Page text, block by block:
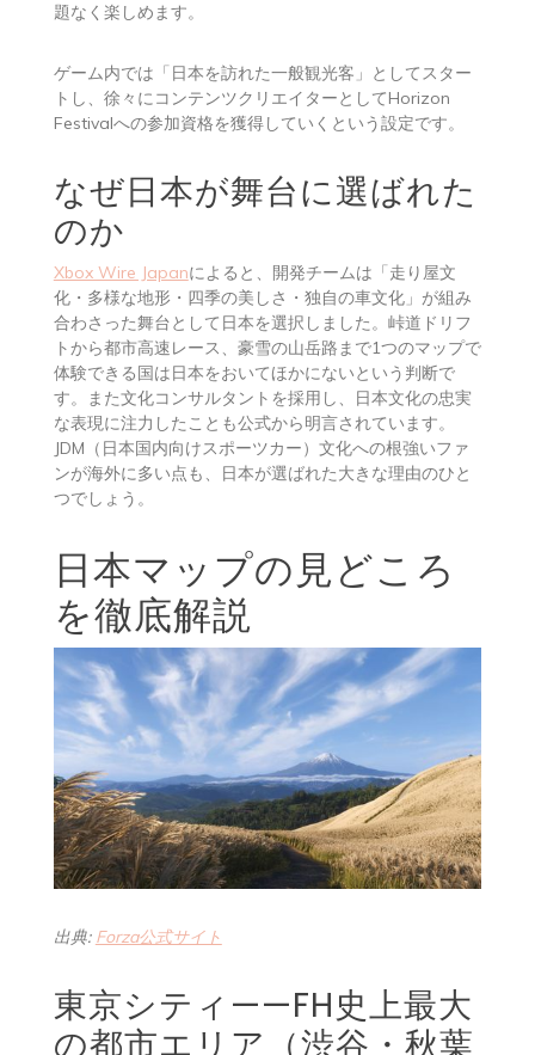
題なく楽しめます。
ゲーム内では「日本を訪れた一般観光客」としてスター
トし、徐々にコンテンツクリエイターとしてHorizon
Festivalへの参加資格を獲得していくという設定です。
なぜ日本が舞台に選ばれた
のか
Xbox Wire Japanによると、開発チームは「走り屋文
化・多様な地形・四季の美しさ・独自の車文化」が組み
合わさった舞台として日本を選択しました。峠道ドリフ
トから都市高速レース、豪雪の山岳路まで1つのマップで
体験できる国は日本をおいてほかにないという判断で
す。また文化コンサルタントを採用し、日本文化の忠実
な表現に注力したことも公式から明言されています。
JDM（日本国内向けスポーツカー）文化への根強いファ
ンが海外に多い点も、日本が選ばれた大きな理由のひと
つでしょう。
日本マップの見どころ
を徹底解説
出典: Forza公式サイト
東京シティ——FH史上最大
の都市エリア（渋谷・秋葉